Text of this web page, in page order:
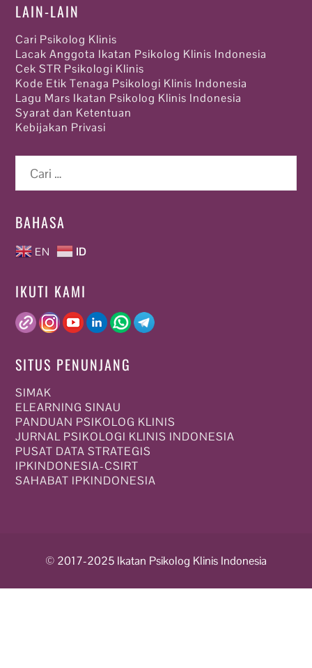
LAIN-LAIN
Cari Psikolog Klinis
Lacak Anggota Ikatan Psikolog Klinis Indonesia
Cek STR Psikologi Klinis
Kode Etik Tenaga Psikologi Klinis Indonesia
Lagu Mars Ikatan Psikolog Klinis Indonesia
Syarat dan Ketentuan
Kebijakan Privasi
untuk:
BAHASA
EN ID
IKUTI KAMI
SITUS PENUNJANG
SIMAK
ELEARNING SINAU
PANDUAN PSIKOLOG KLINIS
JURNAL PSIKOLOGI KLINIS INDONESIA
PUSAT DATA STRATEGIS
IPKINDONESIA-CSIRT
SAHABAT IPKINDONESIA
© 2017-2025 Ikatan Psikolog Klinis Indonesia